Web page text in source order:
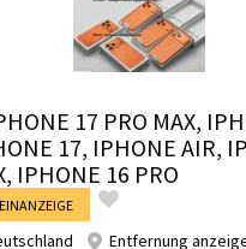
17 PRO MAX,
17, IPHONE AIR,
IPHONE 16 PRO
Entfernung